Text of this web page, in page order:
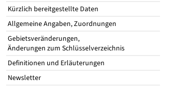
Kürzlich bereitgestellte Daten
Allgemeine Angaben, Zuordnungen
Gebietsveränderungen,
Änderungen zum Schlüsselverzeichnis
Definitionen und Erläuterungen
Newsletter